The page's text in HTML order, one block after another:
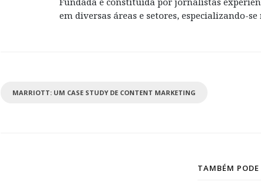
em diversas áreas e setores, especializando-
MARRIOTT: UM CASE STUDY DE CONTENT MARKETING
TAMBÉM